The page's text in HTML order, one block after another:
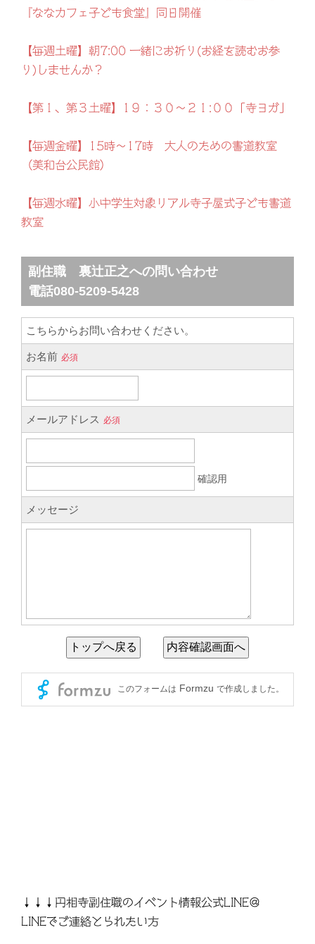
『ななカフェ子ども食堂』同日開催
【毎週土曜】朝7:00 一緒にお祈り(お経を読むお参
り)しませんか？
【第１、第３土曜】1９：３０～２１:００「寺ヨガ」
【毎週金曜】15時～17時 大人のための書道教室
（美和台公民館）
【毎週水曜】小中学生対象リアル寺子屋式子ども書道
教室
↓↓↓円相寺副住職のイベント情報公式LINE＠
LINEでご連絡とられたい方